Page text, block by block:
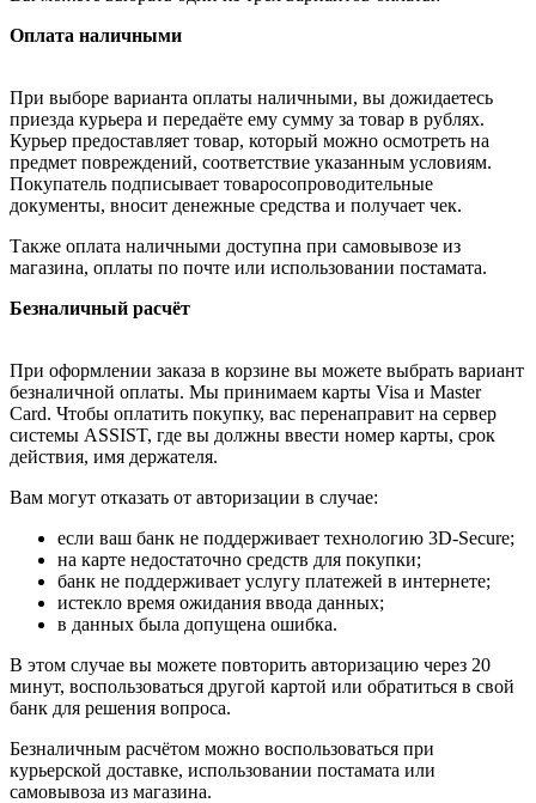
Оплата наличными
При выборе варианта оплаты наличными, вы дожидаетесь
приезда курьера и передаёте ему сумму за товар в рублях.
Курьер предоставляет товар, который можно осмотреть на
предмет повреждений, соответствие указанным условиям.
Покупатель подписывает товаросопроводительные
документы, вносит денежные средства и получает чек.
Также оплата наличными доступна при самовывозе из
магазина, оплаты по почте или использовании постамата.
Безналичный расчёт
При оформлении заказа в корзине вы можете выбрать вариант
безналичной оплаты. Мы принимаем карты Visa и Master
Card. Чтобы оплатить покупку, вас перенаправит на сервер
системы ASSIST, где вы должны ввести номер карты, срок
действия, имя держателя.
Вам могут отказать от авторизации в случае:
если ваш банк не поддерживает технологию 3D-Secure;
на карте недостаточно средств для покупки;
банк не поддерживает услугу платежей в интернете;
истекло время ожидания ввода данных;
в данных была допущена ошибка.
В этом случае вы можете повторить авторизацию через 20
минут, воспользоваться другой картой или обратиться в свой
банк для решения вопроса.
Безналичным расчётом можно воспользоваться при
курьерской доставке, использовании постамата или
самовывоза из магазина.